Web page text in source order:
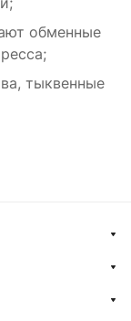
обменные
тыквенные